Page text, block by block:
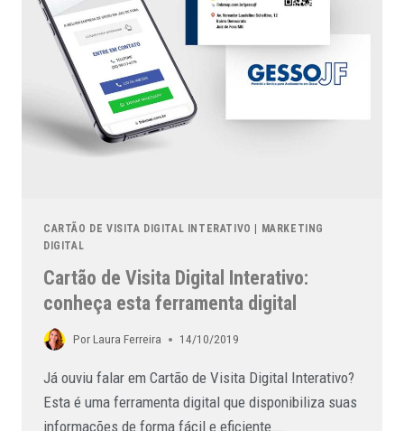
CARTÃO DE VISITA DIGITAL INTERATIVO | MARKETING
DIGITAL
Cartão de Visita Digital Interativo:
conheça esta ferramenta digital
PorLaura Ferreira 14/10/2019
Já ouviu falar em Cartão de Visita Digital Interativo?
Esta é uma ferramenta digital que disponibiliza suas
informações de forma fácil e eficiente….